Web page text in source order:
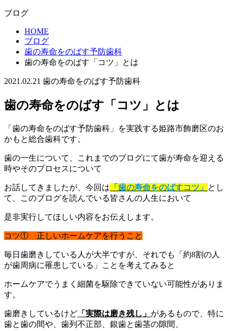
ブログ
HOME
ブログ
歯の寿命をのばす予防歯科
歯の寿命をのばす「コツ」とは
2021.02.21 歯の寿命をのばす予防歯科
歯の寿命をのばす「コツ」とは
「歯の寿命をのばす予防歯科」を実践する姫路市飾磨区のお
かもと総合歯科です。
歯の一生について、これまでのブログにて歯が寿命を迎える
時やそのプロセスについて
お話してきましたが、今回は 「歯の寿命をのばすコツ」 とし
て、このブログを読んでいる皆さんの人生において
是非実行してほしい内容をお伝えします。
コツ① 正しいホームケアを行うこと
毎日歯磨きしている人が大半ですが、それでも「約8割の人
が歯周病に罹患している」ことを考えてみると
ホームケアでうまく細菌を駆除できていない可能性がありま
す。
歯磨きしているけど 「実際は磨き残し」 があるもので、特に
歯と歯の間や、歯列不正部、銀歯と歯茎の隙間、